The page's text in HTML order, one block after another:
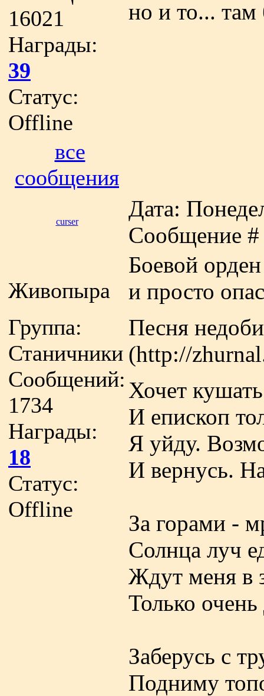
16021
Награды:
39
Статус:
Offline
но и то... там
все
сообщения
curser
Дата:
Сообщение
Живопыра
Группа:
Станичники
Сообщений:
1734
Награды:
18
Статус:
Offline
Боевой
и просто
Песня
(http://
Хочет
И епископ
Я уйду.
И вернусь.
За горами -
Солнца луч
Ждут меня в
Только
Заберусь с
Подниму